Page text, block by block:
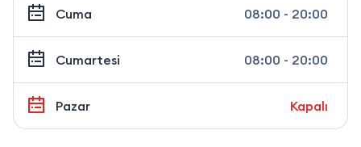
Cuma 08:00 - 20:00
Cumartesi 08:00 - 20:00
Pazar Kapalı